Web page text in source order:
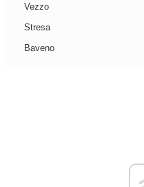
Vezzo
Stresa
Baveno